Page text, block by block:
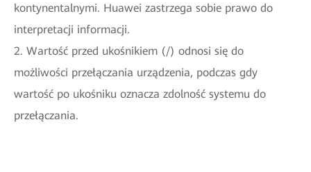
kontynentalnymi. Huawei zastrzega sobie prawo do
interpretacji informacji.
2. Wartość przed ukośnikiem (/) odnosi się do
możliwości przełączania urządzenia, podczas gdy
wartość po ukośniku oznacza zdolność systemu do
przełączania.